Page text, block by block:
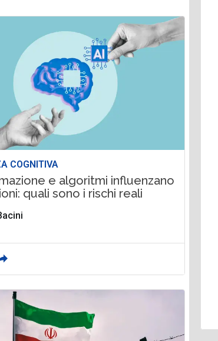
COGNITIVA
e algoritmi influenzano
quali sono i rischi reali